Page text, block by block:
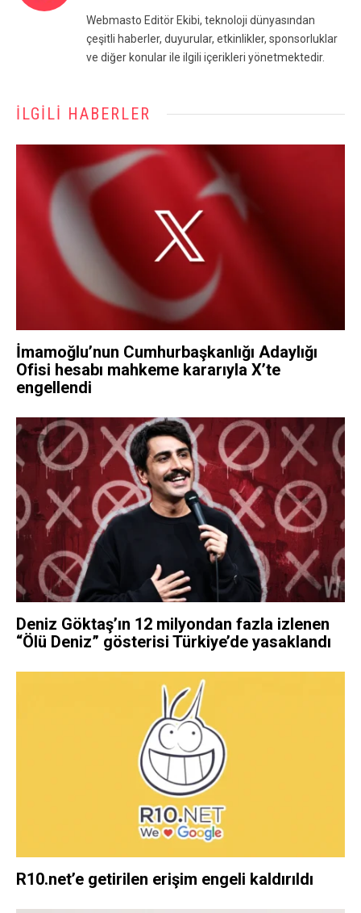
Webmasto Editör Ekibi, teknoloji dünyasından
çeşitli haberler, duyurular, etkinlikler, sponsorluklar
ve diğer konular ile ilgili içerikleri yönetmektedir.
İLGILI HABERLER
İmamoğlu’nun Cumhurbaşkanlığı Adaylığı
Ofisi hesabı mahkeme kararıyla X’te
engellendi
Deniz Göktaş’ın 12 milyondan fazla izlenen
“Ölü Deniz” gösterisi Türkiye’de yasaklandı
R10.net’e getirilen erişim engeli kaldırıldı